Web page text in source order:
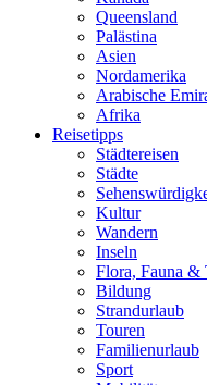
Queensland
Palästina
Asien
Nordamerika
Arabische
Afrika
Reisetipps
Städtereisen
Städte
Kultur
Wandern
Inseln
Flora, Fauna &
Bildung
Strandurlaub
Touren
Familienurlaub
Sport